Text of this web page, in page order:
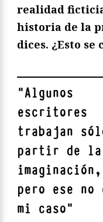
realidad
historia de la
dices. ¿Esto
"Algunos
escritores
trabajan
partir de la
imaginación,
pero ese no
mi caso"